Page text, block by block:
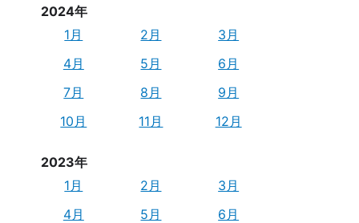
2024年
1月
2月
3月
4月
5月
6月
7月
8月
9月
10月
11月 12月
2023年
1月
2月
3月
4月
5月
6月